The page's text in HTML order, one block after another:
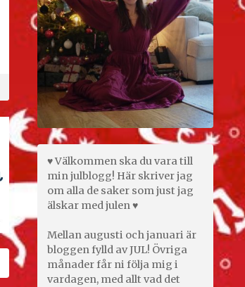
♥ Välkommen ska du vara till
min julblogg! Här skriver jag
om alla de saker som just jag
älskar med julen ♥
Mellan augusti och januari är
bloggen fylld av JUL! Övriga
månader får ni följa mig i
vardagen, med allt vad det